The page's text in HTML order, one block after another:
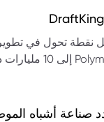
التوظيف، تضع
القطاعات وتبادل
من بيرنشتاين إلى أن كأس العالم
باللغة
صناعة أشباه